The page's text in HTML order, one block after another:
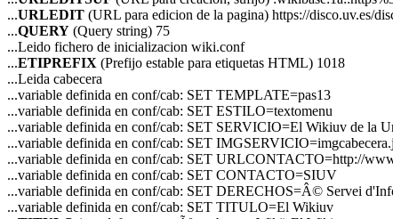
...URLEDIT (URL para edicion de la pagina) https://disco.uv.es/
...QUERY (Query string) 75
...Leido fichero de inicializacion wiki.conf
...ETIPREFIX (Prefijo estable para etiquetas HTML) 1018
...Leida cabecera
...variable definida en conf/cab: SET TEMPLATE=pas13
...variable definida en conf/cab: SET ESTILO=textomenu
...variable definida en conf/cab: SET SERVICIO=El Wikiuv de la
...variable definida en conf/cab: SET
...variable definida en conf/cab: SET URLCONTACTO=http://
...variable definida en conf/cab: SET CONTACTO=SIUV
...variable definida en conf/cab: SET DERECHOS=Â© Servei
...variable definida en conf/cab: SET TITULO=El Wikiuv